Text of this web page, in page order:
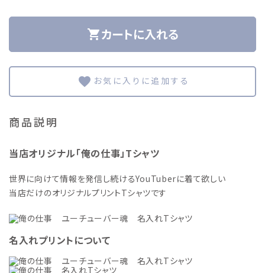
shopping_cartカートに入れる
favorite
商品説明
当店オリジナル「俺の仕事」Tシャツ
世界に向けて情報を発信し続けるYouTuberに着て欲しい
当店だけのオリジナルプリントTシャツです
名入れプリントについて